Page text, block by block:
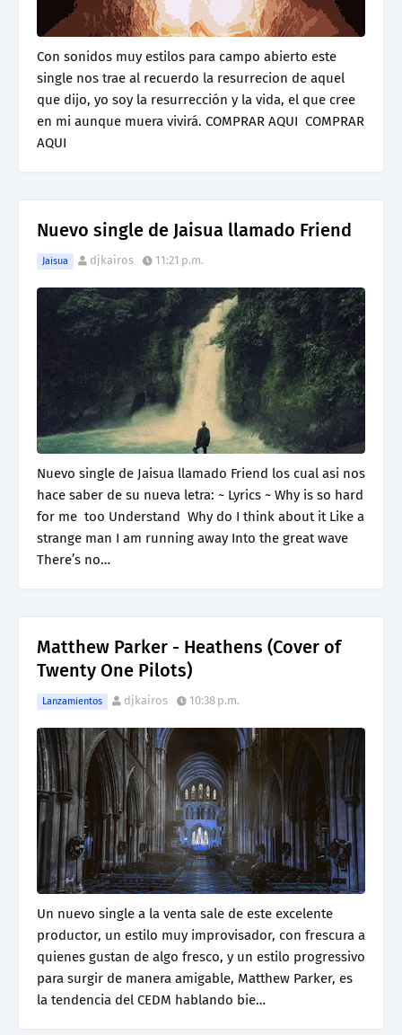
Con sonidos muy estilos para campo abierto este
single nos trae al recuerdo la resurrecion de aquel
que dijo, yo soy la resurrección y la vida, el que cree
en mi aunque muera vivirá. COMPRAR AQUI COMPRAR
AQUI
Nuevo single de Jaisua llamado Friend
Jaisua djkairos 11:21 p.m.
Nuevo single de Jaisua llamado Friend los cual asi nos
hace saber de su nueva letra: ~ Lyrics ~ Why is so hard
for me too Understand Why do I think about it Like a
strange man I am running away Into the great wave
There’s no…
Matthew Parker - Heathens (Cover of
Twenty One Pilots)
Lanzamientos djkairos 10:38 p.m.
Un nuevo single a la venta sale de este excelente
productor, un estilo muy improvisador, con frescura a
quienes gustan de algo fresco, y un estilo progressivo
para surgir de manera amigable, Matthew Parker, es
la tendencia del CEDM hablando bie…